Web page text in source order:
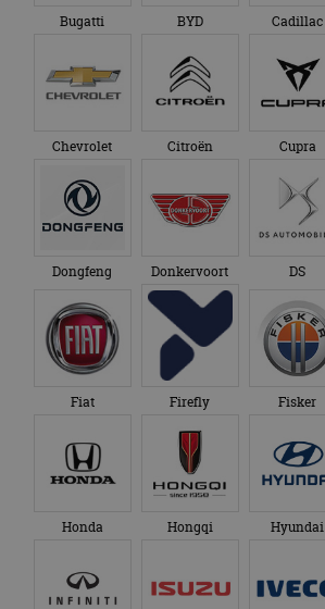
Bugatti BYD Cadillac
Chevrolet Citroën Cupra
Dongfeng Donkervoort DS
Fiat Firefly Fisker
Honda Hongqi Hyundai